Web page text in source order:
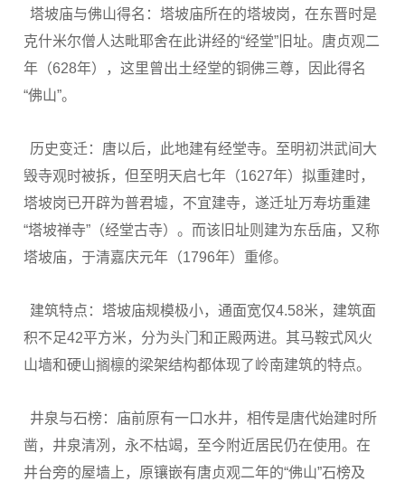
塔坡庙与佛山得名：塔坡庙所在的塔坡岗，在东晋时是
克什米尔僧人达毗耶舍在此讲经的“经堂”旧址。唐贞观二
年（628年），这里曾出土经堂的铜佛三尊，因此得名
“佛山”。
历史变迁：唐以后，此地建有经堂寺。至明初洪武间大
毁寺观时被拆，但至明天启七年（1627年）拟重建时，
塔坡岗已开辟为普君墟，不宜建寺，遂迁址万寿坊重建
“塔坡禅寺”（经堂古寺）。而该旧址则建为东岳庙，又称
塔坡庙，于清嘉庆元年（1796年）重修。
建筑特点：塔坡庙规模极小，通面宽仅4.58米，建筑面
积不足42平方米，分为头门和正殿两进。其马鞍式风火
山墙和硬山搁檩的梁架结构都体现了岭南建筑的特点。
井泉与石榜：庙前原有一口水井，相传是唐代始建时所
凿，井泉清冽，永不枯竭，至今附近居民仍在使用。在
井台旁的屋墙上，原镶嵌有唐贞观二年的“佛山”石榜及